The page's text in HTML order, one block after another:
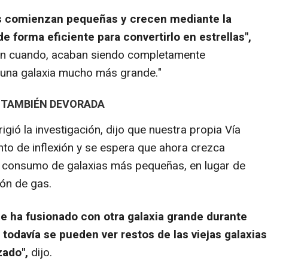
comienzan pequeñas y crecen mediante la
forma eficiente para convertirlo en estrellas",
cuando, acaban siendo completamente
galaxia mucho más grande."
DEVORADA
la investigación, dijo que nuestra propia Vía
de inflexión y se espera que ahora crezca
de galaxias más pequeñas, en lugar de
de gas.
ha fusionado con otra galaxia grande durante
se pueden ver restos de las viejas galaxias
dijo.